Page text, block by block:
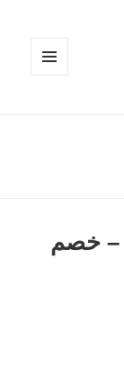
كود خصم UIN Footwear – خصم